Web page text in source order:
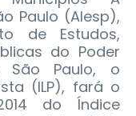
Paulo (Alesp),
de Estudos,
do Poder
São Paulo, o
(ILP), fará o
do Índice